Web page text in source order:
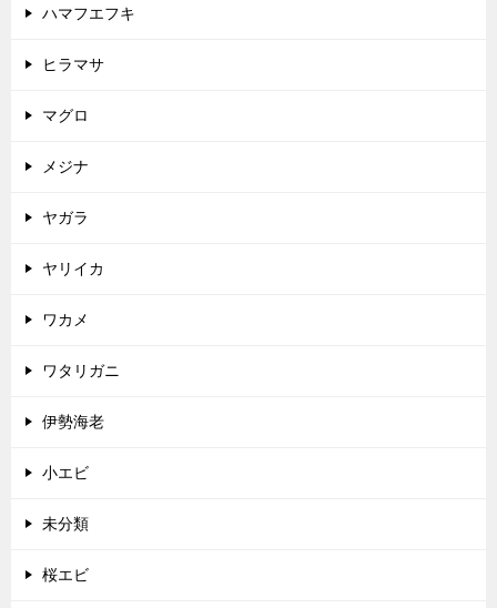
ハマフエフキ
ヒラマサ
マグロ
メジナ
ヤガラ
ヤリイカ
ワカメ
ワタリガニ
伊勢海老
小エビ
未分類
桜エビ